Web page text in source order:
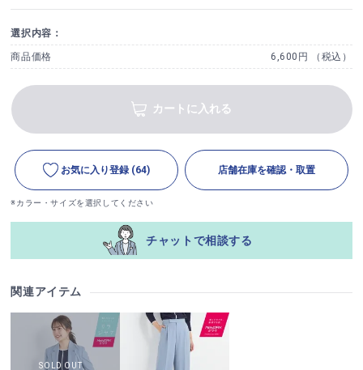
選択内容：
商品価格 6,600円 （税込）
カートに入れる
お気に入り登録 (64) 店舗在庫を確認・取置
※カラー・サイズを選択してください
チャットで相談する
関連アイテム